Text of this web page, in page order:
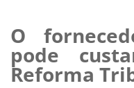
O
pode
Reforma